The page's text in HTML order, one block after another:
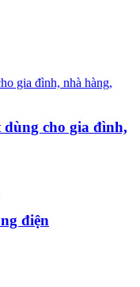
cho gia đình,
điện